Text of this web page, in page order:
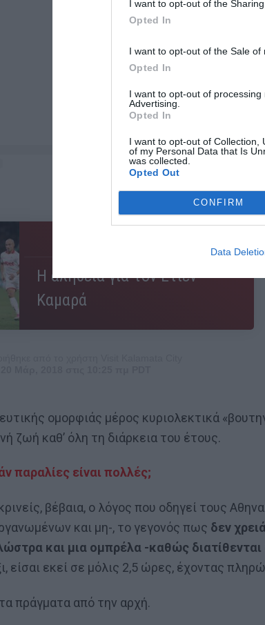
I want to opt-out of the
Opted In
I want to opt-out of the Sale of
Opted In
I want to opt-out of
Advertising.
Opted In
I want to opt-out of Collection,
of my Personal Data that Is
was collected.
Opted Out
CONFIRM
Data
Η αλήθεια για τον Ετιέν
Καμαρά
ομορφιάς μέρος κυριολεκτικά
ζωή καθ’ όλη τη διάρκεια του έτους.
παραλίες είναι πολλές;
βέβαια, ο λόγος που οδηγεί τους
και μη-, το γεγονός πως δεν
και μια ομπρέλα -καθώς
είσαι εκεί σε μόλις 2,5 ώρες, έχοντας
πράγματα από την αρχή.